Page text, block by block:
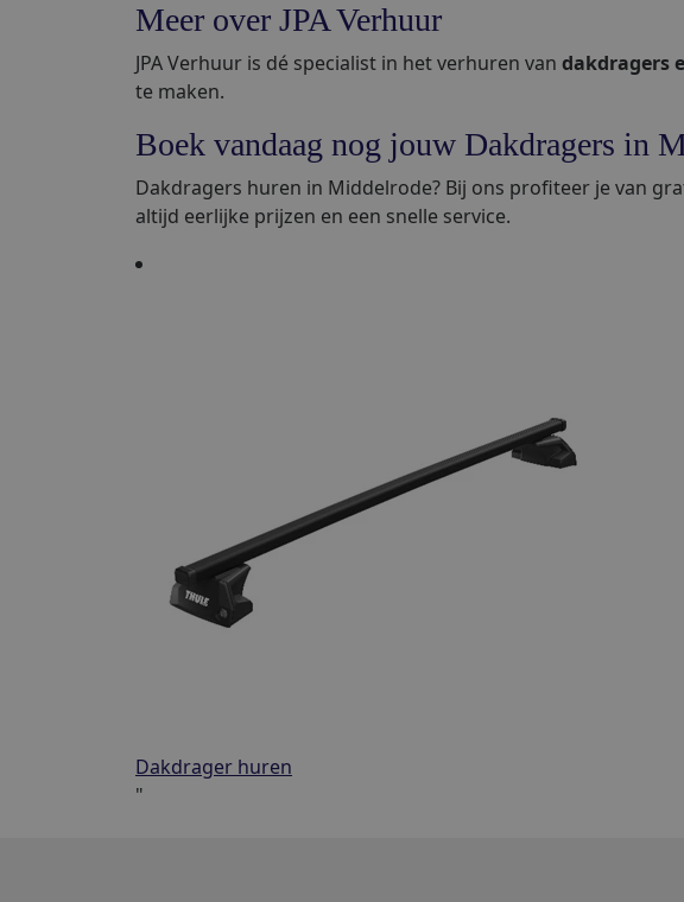
Meer over JPA Verhuur
JPA Verhuur is dé specialist in het verhuren van dakdragers
te maken.
Boek vandaag nog jouw Dakdragers in
Dakdragers huren in Middelrode? Bij ons profiteer je van
altijd eerlijke prijzen en een snelle service.
Dakdrager huren
"